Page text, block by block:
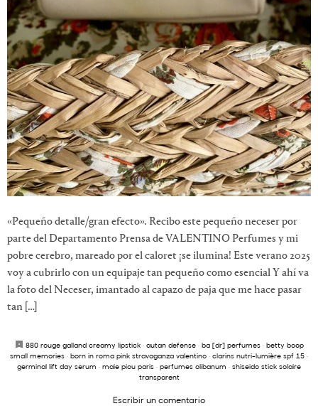
«Pequeño detalle/gran efecto». Recibo este pequeño neceser por
parte del Departamento Prensa de VALENTINO Perfumes y mi
pobre cerebro, mareado por el caloret ¡se ilumina! Este verano 2025
voy a cubrirlo con un equipaje tan pequeño como esencial Y ahí va
la foto del Neceser, imantado al capazo de paja que me hace pasar
tan […]
880 rouge galland creamy lipstick· autan defense· ba [dr] perfumes· betty boop
small memories · born in roma pink stravaganza valentino · clarins nutri-lumière spf 15 ·
germinal lift day serum · maie piou paris · perfumes olibanum · shiseido stick solaire
transparent
Escribir un comentario